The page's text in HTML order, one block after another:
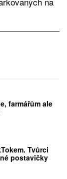
farmářům ale
Tvůrci
postavičky